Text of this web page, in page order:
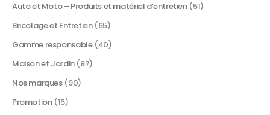
Auto et Moto – Produits et matériel d’entretien (51)
Bricolage et Entretien (65)
Gamme responsable (40)
Maison et Jardin (87)
Nos marques (90)
Promotion (15)